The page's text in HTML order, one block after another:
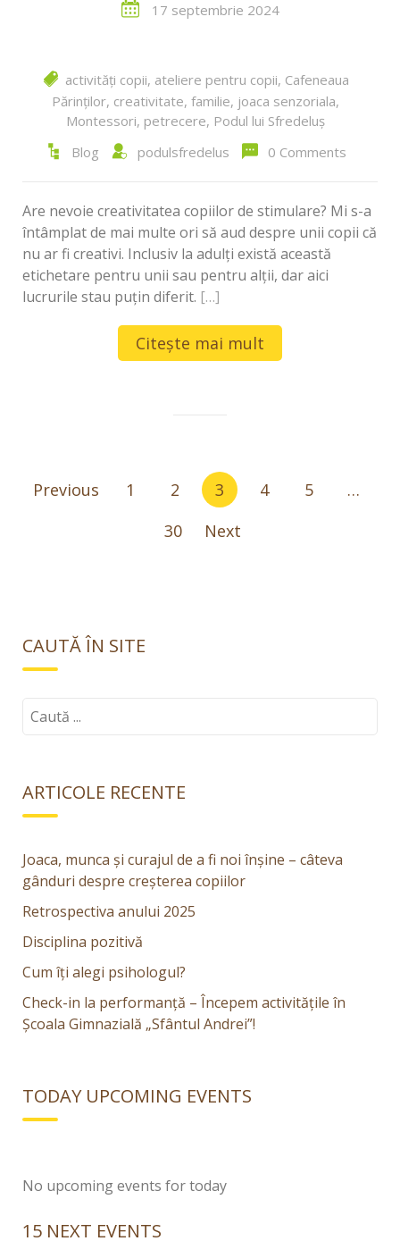
17 septembrie 2024
activități copii, ateliere pentru copii, Cafeneaua
Părinților, creativitate, familie, joaca senzoriala,
Montessori, petrecere, Podul lui Sfredeluș
Blog
podulsfredelus 0 Comments
Are nevoie creativitatea copiilor de stimulare? Mi s-a
întâmplat de mai multe ori să aud despre unii copii că
nu ar fi creativi. Inclusiv la adulți există această
etichetare pentru unii sau pentru alții, dar aici
lucrurile stau puțin diferit. […]
Citește mai mult
Previous 1 2 3 4 5
…
30
Next
CAUTĂ ÎN SITE
Caută:
ARTICOLE RECENTE
Joaca, munca și curajul de a fi noi înșine – câteva
gânduri despre creșterea copiilor
Retrospectiva anului 2025
Disciplina pozitivă
Cum îți alegi psihologul?
Check-in la performanță – Începem activitățile în
Școala Gimnazială „Sfântul Andrei”!
TODAY UPCOMING EVENTS
No upcoming events for today
15 NEXT EVENTS